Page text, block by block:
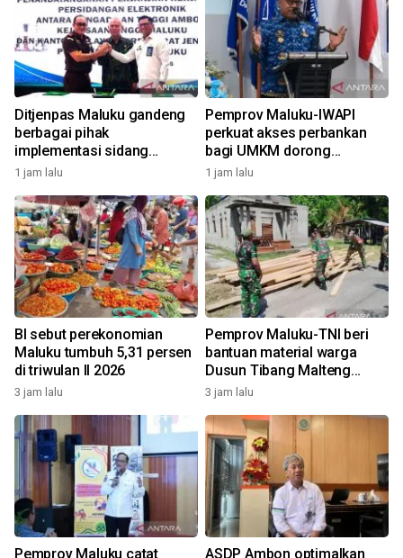
Ditjenpas Maluku gandeng
berbagai pihak
implementasi sidang
elektronik dukung
1 jam lalu
Pemprov Maluku-IWAPI
perkuat akses perbankan
bagi UMKM dorong
pertumbuhan ekonomi
1 jam lalu
BI sebut perekonomian
Maluku tumbuh 5,31 persen
di triwulan II 2026
3 jam lalu
Pemprov Maluku-TNI beri
bantuan material warga
Dusun Tibang Malteng
percepat rehabilitasi
3 jam lalu
Pemprov Maluku catat ASDP Ambon optimalkan